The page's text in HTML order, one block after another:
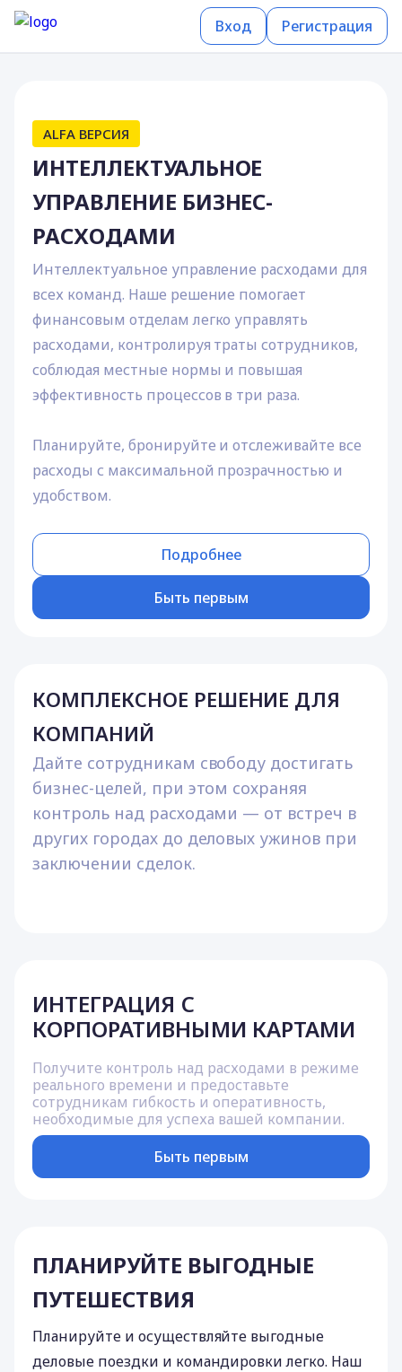
Вход Регистрация
ALFA ВЕРСИЯ
ИНТЕЛЛЕКТУАЛЬНОЕ
УПРАВЛЕНИЕ БИЗНЕС-
РАСХОДАМИ
Интеллектуальное управление расходами для
всех команд. Наше решение помогает
финансовым отделам легко управлять
расходами, контролируя траты сотрудников,
соблюдая местные нормы и повышая
эффективность процессов в три раза.
Планируйте, бронируйте и отслеживайте все
расходы с максимальной прозрачностью и
удобством.
Подробнее
Быть первым
КОМПЛЕКСНОЕ РЕШЕНИЕ ДЛЯ
КОМПАНИЙ
Дайте сотрудникам свободу достигать
бизнес-целей, при этом сохраняя
контроль над расходами — от встреч в
других городах до деловых ужинов при
заключении сделок.
ИНТЕГРАЦИЯ С
КОРПОРАТИВНЫМИ КАРТАМИ
Получите контроль над расходами в режиме
реального времени и предоставьте
сотрудникам гибкость и оперативность,
необходимые для успеха вашей компании.
Быть первым
ПЛАНИРУЙТЕ ВЫГОДНЫЕ
ПУТЕШЕСТВИЯ
Планируйте и осуществляйте выгодные
деловые поездки и командировки легко. Наш